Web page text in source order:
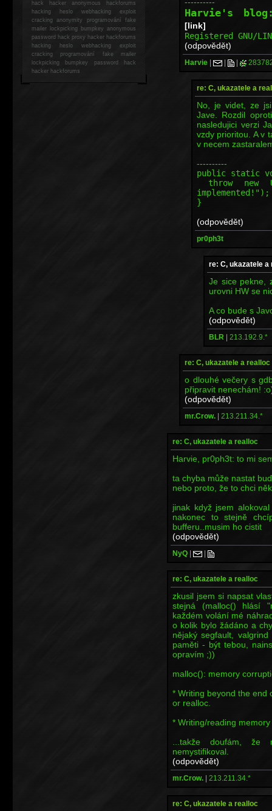
Harvie's
[link]
Registered GNU/
(odpovědět)
Harvie | | |
re: C, ukazatele a
No, je videt, ze
Jave. Rozdil
nasledujici verzi
vzdy prioritou. A v
v necem
----------
public static
throw new
implemented!");
}
(odpovědět)
pr0ph3t
re: C, ukazatele a
Je sice pekne,
urovni HW se
A co bude s
(odpovědět)
BLR | 213.192.9.*
re: C, ukazatele a realloc
o dlouhé večery s
připravit nenechám!
(odpovědět)
mr.Crow. | 213.211.34.*
re: C, ukazatele a realloc
Harvie, pr0ph3t: to mi
ta chyba může nastat
nebo proto, že to chci
jinak když jsem
nakonec to stejně
bufferu..musim ho cistit
(odpovědět)
NyQ | |
re: C, ukazatele a realloc
zkusil jsem si napsat
stejná (malloc() hlásí
každém volání mé
o kolik bylo žádáno a
nějaký segfault,
paměti - být tebou,
opravím ;))
malloc(): memory
* Writing beyond the end
or realloc.
* Writing/reading
...takže doufám, že
nemystifikoval.
(odpovědět)
mr.Crow. | 213.211.34.*
re: C, ukazatele a realloc
hackhacker anonymous hackforums
hackingheslo webhacking exploit
cracking anonymity programování fake
mailer lockpicking bumpkey anonymous
password hack proxy hacker hackforums
hacking heslo webhacking exploit
cracking programování fake mailer
lockpicking bumpkey password hack
hackerhackforums